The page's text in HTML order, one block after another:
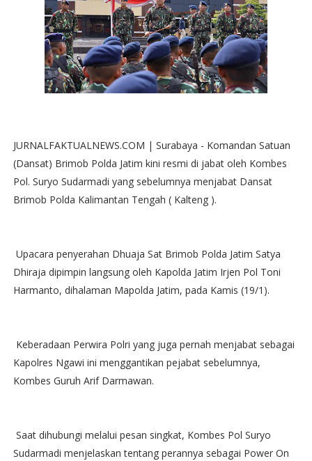
JURNALFAKTUALNEWS.COM | Surabaya - Komandan Satuan
(Dansat) Brimob Polda Jatim kini resmi di jabat oleh Kombes
Pol. Suryo Sudarmadi yang sebelumnya menjabat Dansat
Brimob Polda Kalimantan Tengah ( Kalteng ).
Upacara penyerahan Dhuaja Sat Brimob Polda Jatim Satya
Dhiraja dipimpin langsung oleh Kapolda Jatim Irjen Pol Toni
Harmanto, dihalaman Mapolda Jatim, pada Kamis (19/1).
Keberadaan Perwira Polri yang juga pernah menjabat sebagai
Kapolres Ngawi ini menggantikan pejabat sebelumnya,
Kombes Guruh Arif Darmawan.
Saat dihubungi melalui pesan singkat, Kombes Pol Suryo
Sudarmadi menjelaskan tentang perannya sebagai Power On